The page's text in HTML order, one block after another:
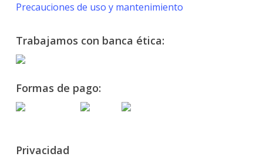
Precauciones de uso y mantenimiento
Trabajamos con banca ética:
Formas de pago:
Privacidad